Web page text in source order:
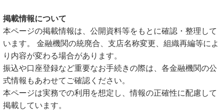
掲載情報について
本ページの掲載情報は、公開資料等をもとに確認・整理して
います。 金融機関の統廃合、支店名称変更、組織再編等によ
り内容が変わる場合があります。
振込や口座登録など重要なお手続きの際は、各金融機関の公
式情報もあわせてご確認ください。
本ページは実務での利用を想定し、情報の正確性に配慮して
掲載しています。